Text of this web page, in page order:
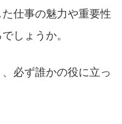
仕事の魅力や重要性
しょうか。
必ず誰かの役に立っ